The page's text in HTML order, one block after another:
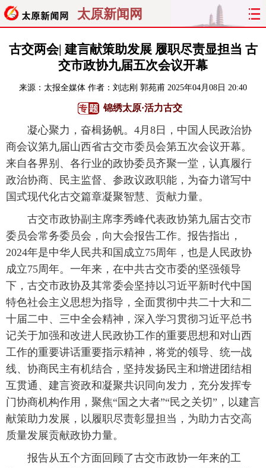
太原新闻网
首页 聚焦 太原 山西
关注 文明
曝光 综合
旅游 理财 政务 教育
看天下 晋月读 最太原 网罗民生
太原日报 太原晚报 热评
古交两会| 建言献策助发展 履职尽责显担当 古
交市政协九届五次会议开幕
来源： 太报全媒体 作者：刘志刚 郭苑甫 2025年04月08日 20:40
锦绣太原·活力古交
凝心聚力，奋楫扬帆。4月8日，中国人民政治协
商会议第九届山西省古交市委员会第五次会议开幕。
来自各界别、各行业的政协委员齐聚一堂，认真履行
政治协商、民主监督、参政议政职能，为奋力谱写中
国式现代化古交篇章凝聚智慧、贡献力量。
古交市政协副主席李秀峰代表政协第九届古交市
委员会常务委员会，向大会报告工作。报告指出，
2024年是中华人民共和国成立75周年，也是人民政协
成立75周年。一年来，在中共古交市委的坚强领导
下，古交市政协及其常委会坚持以习近平新时代中国
特色社会主义思想为指导，全面贯彻中共二十大和二
十届二中、三中全会精神，深入学习贯彻习近平总书
记关于加强和改进人民政协工作的重要思想和对山西
工作的重要讲话重要指示精神，将党的领导、统一战
线、协商民主有机结合，坚持发扬民主和增进团结相
互贯通、建言资政和凝聚共识同向发力，充分发挥专
门协商机构作用，聚焦“国之大者”“民之关切”，以建言
献策助力发展，以履职尽责彰显担当，为助力古交高
质量发展贡献政协力量。
报告从五个方面回顾了古交市政协一年来的工